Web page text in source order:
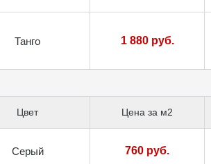
Танго 1 880 руб.
Цвет Цена за м2
Серый 760 руб.